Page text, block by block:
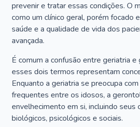
prevenir e tratar essas condições. O
como um clínico geral, porém focado
saúde e a qualidade de vida dos
avançada.
É comum a confusão entre geriatria
esses dois termos representam
Enquanto a geriatria se preocupa
frequentes entre os idosos, a
envelhecimento em si, incluindo seus
biológicos, psicológicos e sociais.